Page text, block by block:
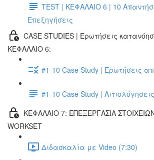
TEST | ΚΕΦΑΛΑΙΟ 6 | 10
Επεξηγήσεις
CASE STUDIES | Ερωτήσεις
ΚΕΦΑΛΑΙΟ 6:
#1-10 Case Study | Ερωτήσεις
#1-10 Case Study | Αιτιολόγησεις
ΚΕΦΑΛΑΙΟ 7: ΕΠΕΞΕΡΓΑΣΙΑ
WORKSET
Διδασκαλία με Video (7:30)